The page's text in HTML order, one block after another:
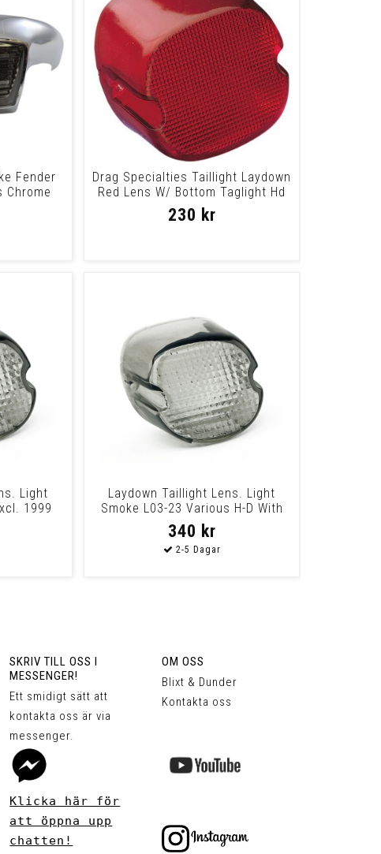
Fender
Chrome
Drag Specialties Taillight Laydown
Red Lens W/ Bottom Taglight Hd
84-9
230 kr
Light
1999
Laydown Taillight Lens. Light
Smoke L03-23 Various H-D With
Convention
340 kr
SKRIV TILL OSS I
MESSENGER!
Ett smidigt sätt att
kontakta oss är via
messenger.
Klicka här för
att öppna upp
chatten!
OM OSS
Blixt & Dunder
Kontakta oss